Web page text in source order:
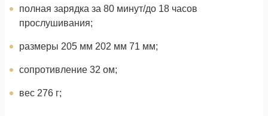
полная зарядка за 80 минут/до 18 часов
прослушивания;
размеры 205 мм 202 мм 71 мм;
сопротивление 32 ом;
вес 276 г;